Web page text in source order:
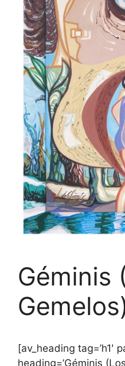
Géminis
[av_heading tag=’h1′
heading=’Géminis